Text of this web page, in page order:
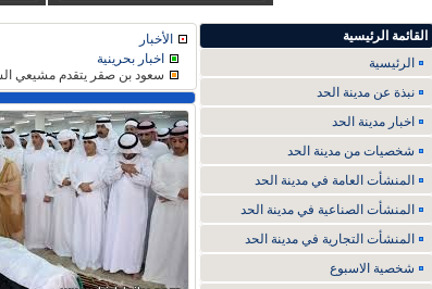
القائمة الرئيسية
الرئيسية
نبذة عن مدينة الحد
اخبار مدينة الحد
شخصيات من مدينة الحد
المنشأت العامة في مدينة الحد
المنشأت الصناعية في مدينة الحد
المنشأت التجارية في مدينة الحد
شخصية الاسبوع
الأخبار
اخبار بحرينية
سعود بن صقر يتقدم مشيعي